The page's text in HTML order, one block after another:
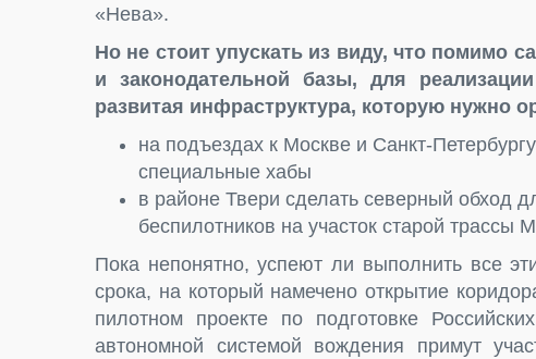
«Нева».
Но не стоит упускать из виду, что помимо
и законодательной базы, для
развитая инфраструктура, которую нужно
на подъездах к Москве и Санкт-
специальные хабы
в районе Твери сделать северный обход
беспилотников на участок старой трассы
Пока непонятно, успеют ли выполнить все
срока, на который намечено открытие
пилотном проекте по подготовке
автономной системой вождения примут